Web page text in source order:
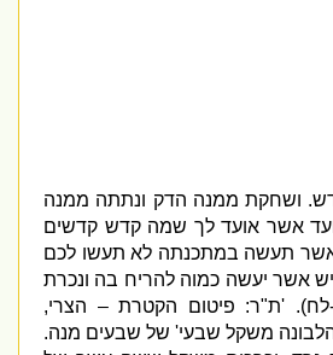
.ושחקת ממנה הדק ונתתה ממנה
אשר אועד לך שמה קדש קדשים
תעשה במתכנתה לא תעשו לכם
אשר יעשה כמוה להריח בה ונכרת
). 'ת "ר:פיטום הקטרת – הצרי,
משקל שבעי'של שבעים מנה.